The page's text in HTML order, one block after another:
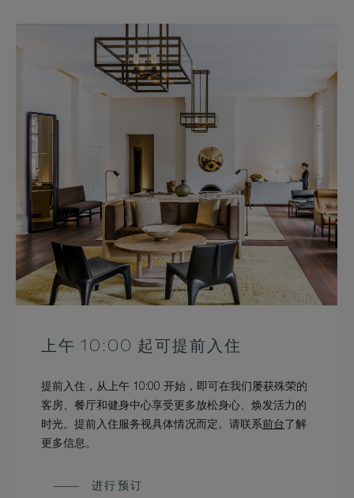
上午 10:00 起可提前入住
提前入住，从上午 10:00 开始，即可在我们屡获殊荣的
客房、餐厅和健身中心享受更多放松身心、焕发活力的
时光。提前入住服务视具体情况而定。请联系前台 了解
更多信息。
进行预订